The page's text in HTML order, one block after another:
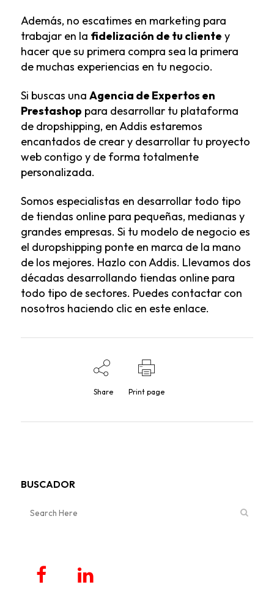
Además, no escatimes en marketing para
trabajar en la fidelización de tu cliente y
hacer que su primera compra sea la primera
de muchas experiencias en tu negocio.
Si buscas una Agencia de Expertos en
Prestashop para desarrollar tu plataforma
de dropshipping, en Addis estaremos
encantados de crear y desarrollar tu proyecto
web contigo y de forma totalmente
personalizada.
Somos especialistas en desarrollar todo tipo
de tiendas online para pequeñas, medianas y
grandes empresas. Si tu modelo de negocio es
el duropshipping ponte en marca de la mano
de los mejores. Hazlo con Addis. Llevamos dos
décadas desarrollando tiendas online para
todo tipo de sectores. Puedes contactar con
nosotros haciendo clic en este enlace.
Share Print page
BUSCADOR